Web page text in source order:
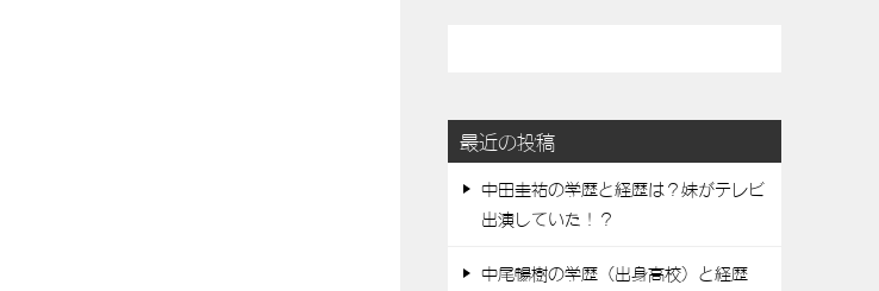
最近の投稿
中田圭祐の学歴と経歴は？妹がテレビ
出演していた！？
中尾暢樹の学歴（出身高校）と経歴